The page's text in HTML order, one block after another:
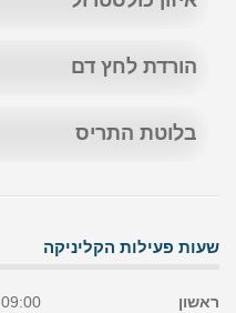
הורדת לחץ דם
בלוטת התריס
שעות פעילות הקליניקה
ראשון
09:00 - 21:00